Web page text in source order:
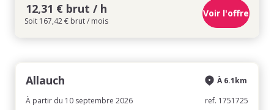
12,31 € brut / h
Soit 167,42 € brut / mois
Voir l'offre
Allauch
À partir du 10 septembre 2026
À 6.1km
ref. 1751725